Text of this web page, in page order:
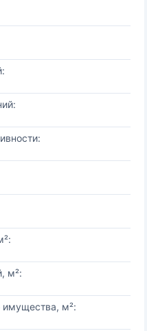
м²:
имущества, м²: